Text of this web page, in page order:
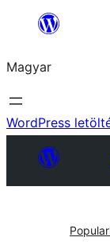
Ugrás
tartalomhoz
Magyar
WordPress
Popular